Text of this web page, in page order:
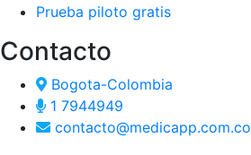
Prueba piloto gratis
Contacto
Bogota-Colombia
1 7944949
contacto@medicapp.com.co